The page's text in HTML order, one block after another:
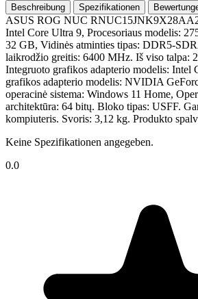
Beschreibung Spezifikationen
ASUS ROG NUC
Intel Core Ultra 9, Procesoriaus modelis:
32 GB, Vidinės atminties tipas: DDR5-
laikrodžio greitis: 6400 MHz. Iš viso talpa:
Integruoto grafikos adapterio modelis: Intel
grafikos adapterio modelis: NVIDIA
operacinė sistema: Windows 11 Home,
architektūra: 64 bitų. Bloko tipas: USFF.
kompiuteris. Svoris: 3,12 kg. Produkto
Keine Spezifikationen angegeben.
0.0